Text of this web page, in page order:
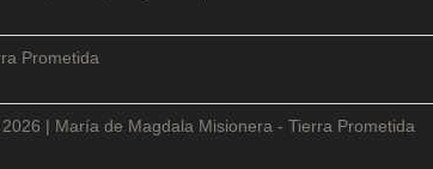
Prometida
| María de Magdala Misionera - Tierra Prometida